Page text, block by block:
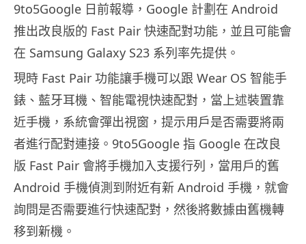
9to5Google 日前報導，Google 計劃在 Android
推出改良版的 Fast Pair 快速配對功能，並且可能會
在 Samsung Galaxy S23 系列率先提供。
現時 Fast Pair 功能讓手機可以跟 Wear OS 智能手
錶、藍牙耳機、智能電視快速配對，當上述裝置靠
近手機，系統會彈出視窗，提示用戶是否需要將兩
者進行配對連接。9to5Google 指 Google 在改良
版 Fast Pair 會將手機加入支援行列，當用戶的舊
Android 手機偵測到附近有新 Android 手機，就會
詢問是否需要進行快速配對，然後將數據由舊機轉
移到新機。